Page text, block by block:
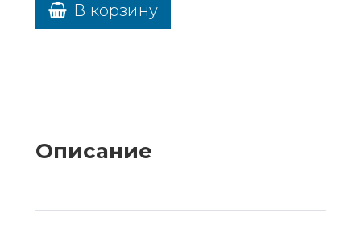
В корзину
Описание